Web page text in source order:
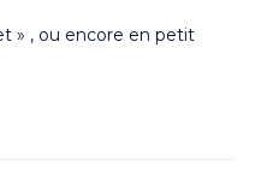
» , ou encore en petit